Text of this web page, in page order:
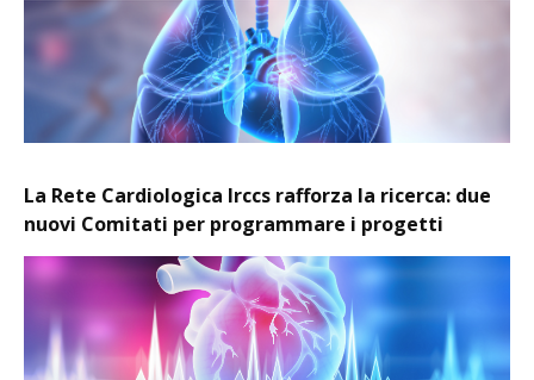
La Rete Cardiologica Irccs rafforza la ricerca: due
nuovi Comitati per programmare i progetti